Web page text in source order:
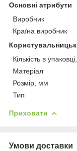
Основні атрибути
Виробник
Країна виробник
Кількість в
Матеріал
Розмір, мм
Тип
Приховати
Умови доставки